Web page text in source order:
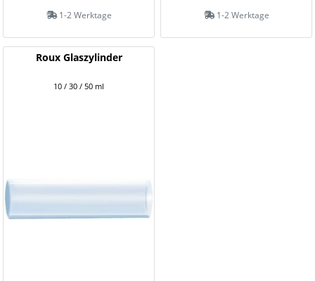
1-2 Werktage 1-2 Werktage
Roux Glaszylinder
10 / 30 / 50 ml